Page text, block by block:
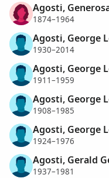
Agosti,
1874–1964
Agosti, George
1930–2014
Agosti, George
1911–1959
Agosti, George
1908–1985
Agosti, George
1924–1976
Agosti, Gerald
1937–1981